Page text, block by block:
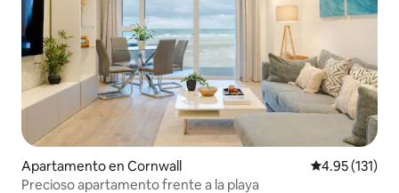
Apartamento en Cornwall Calificación
4.95 (131)
Precioso apartamento frente a la playa